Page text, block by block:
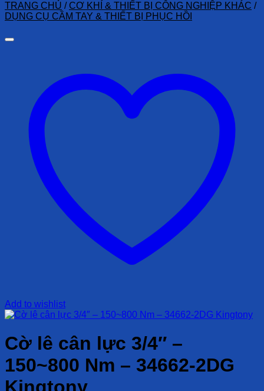
TRANG CHỦ / CƠ KHÍ & THIẾT BỊ CÔNG NGHIỆP KHÁC /
DỤNG CỤ CẦM TAY & THIẾT BỊ PHỤC HỒI
Add to wishlist
Cờ lê cân lực 3/4″ –
150~800 Nm – 34662-2DG